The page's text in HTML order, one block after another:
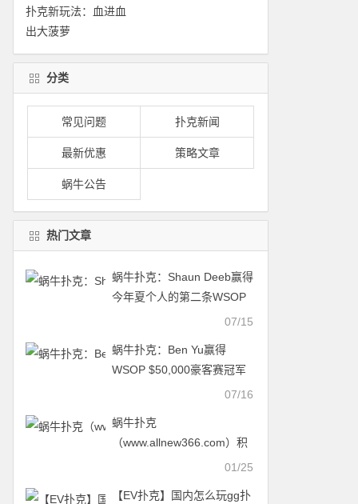
分类
常见问题 扑克新闻
最新优惠 策略文章
蜗牛公告
热门文章
蜗牛扑克：Shaun Deeb赢得
今年夏个人的第二条WSOP
07/15
蜗牛扑克：Ben Yu赢得
WSOP $50,000豪客赛冠军
07/16
蜗牛扑克
（www.allnew366.com）积
01/25
【EV扑克】国内怎么玩gg扑